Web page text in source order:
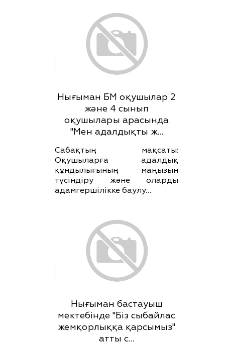
Нығыман БМ оқушылар 2
және 4 сынып
оқушылары арасында
"Мен адалдықты ж…
Сабақтың мақсаты:
Оқушыларға адалдық
құндылығының маңызын
түсіндіру және оларды
адамгершілікке баулу…
Нығыман бастауыш
мектебінде "Біз сыбайлас
жемқорлыққа қарсымыз"
атты с…